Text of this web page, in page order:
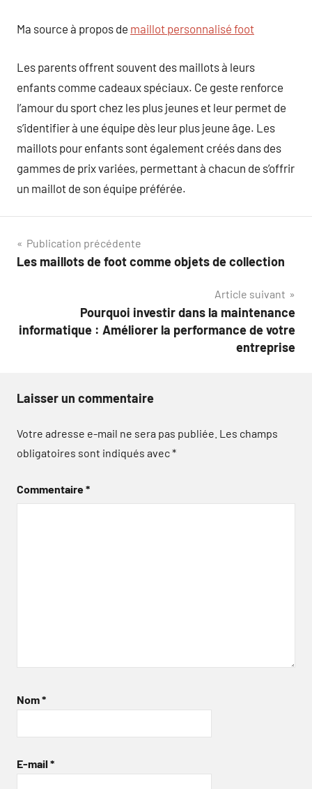
Ma source à propos de maillot personnalisé foot
Les parents offrent souvent des maillots à leurs
enfants comme cadeaux spéciaux. Ce geste renforce
l’amour du sport chez les plus jeunes et leur permet de
s’identifier à une équipe dès leur plus jeune âge. Les
maillots pour enfants sont également créés dans des
gammes de prix variées, permettant à chacun de s’offrir
un maillot de son équipe préférée.
Navigation
de
Publication précédente
Les maillots de foot comme objets de collection
Article suivant
Pourquoi investir dans la maintenance
informatique : Améliorer la performance de votre
entreprise
Laisser un commentaire
Votre adresse e-mail ne sera pas publiée. Les champs
obligatoires sont indiqués avec*
Commentaire*
Nom*
E-mail *